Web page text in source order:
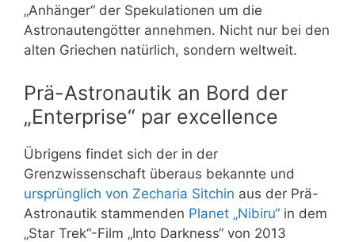
„Anhänger“ der Spekulationen um die
Astronautengötter annehmen. Nicht nur bei den
alten Griechen natürlich, sondern weltweit.
Prä-Astronautik an Bord der
„Enterprise“ par excellence
Übrigens findet sich der in der
Grenzwissenschaft überaus bekannte und
ursprünglich von Zecharia Sitchin aus der Prä-
Astronautik stammenden Planet „Nibiru“ in dem
„Star Trek“-Film „Into Darkness“ von 2013